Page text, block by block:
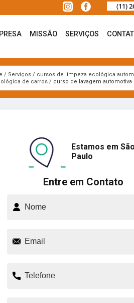
(11)
MISSÃO SERVIÇOS
Serviços
cursos de limpeza ecológica
de carros
curso de lavagem
Entre em Contato
Estamos em São
Paulo